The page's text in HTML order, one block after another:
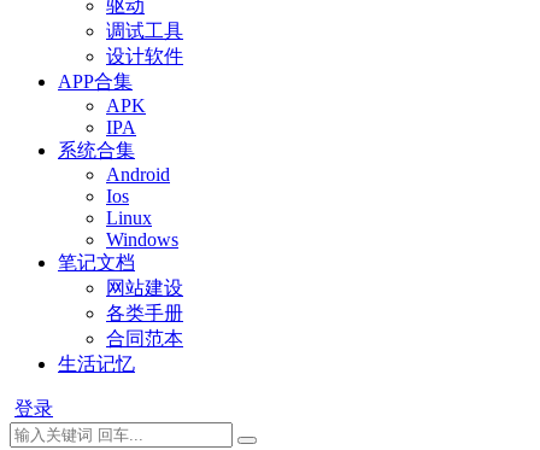
驱动
调试工具
设计软件
APP合集
APK
IPA
系统合集
Android
Ios
Linux
Windows
笔记文档
网站建设
各类手册
合同范本
生活记忆
登录